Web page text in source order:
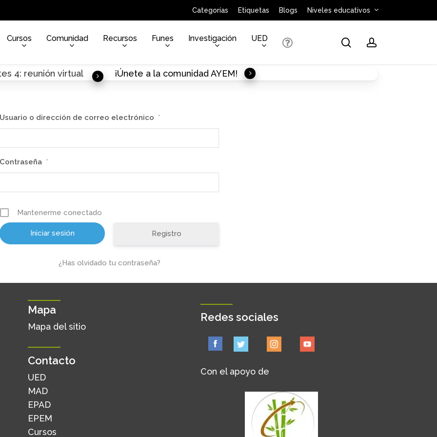
Categorías Etiquetas Blogs Niveles educativos
Cursos Comunidad Recursos Funes Investigación UED searchaccount
4: reunión virtual ¡Únete a la comunidad AYEM!
Usuario o dirección de correo electrónico *
Contraseña *
Mantenerme conectado
Registro
¿Has olvidado tu contraseña?
Mapa
Mapa del sitio
Contacto
UED
MAD
EPAD
EPEM
Cursos
Redes sociales
Con el apoyo de